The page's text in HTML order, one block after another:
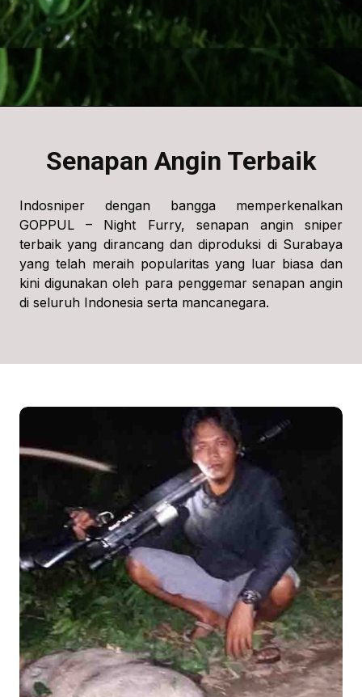
Senapan Angin Terbaik
Indosniper dengan bangga memperkenalkan
GOPPUL – Night Furry, senapan angin sniper
terbaik yang dirancang dan diproduksi di Surabaya
yang telah meraih popularitas yang luar biasa dan
kini digunakan oleh para penggemar senapan angin
di seluruh Indonesia serta mancanegara.